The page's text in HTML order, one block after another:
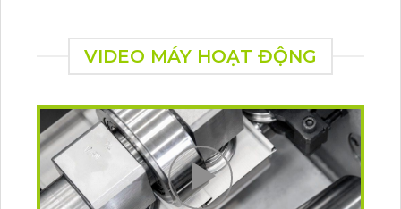
VIDEO MÁY HOẠT ĐỘNG